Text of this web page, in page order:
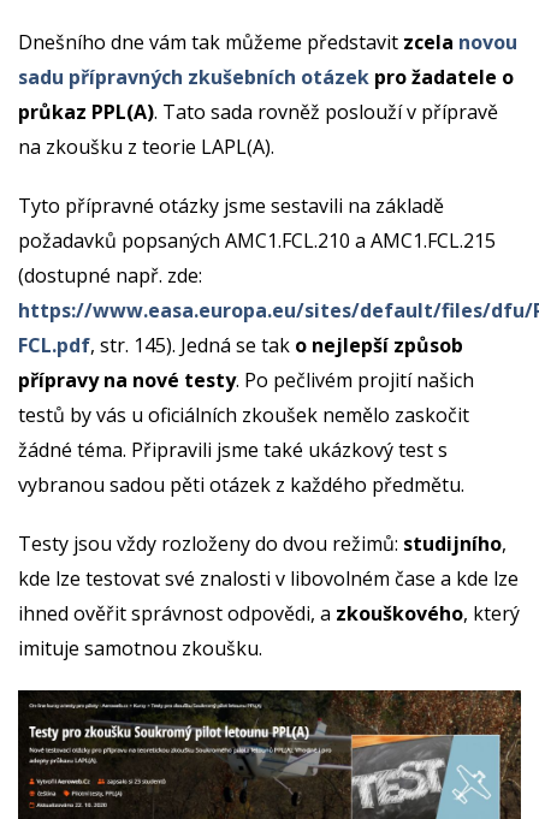
Dnešního dne vám tak můžeme představit zcela novou
sadu přípravných zkušebních otázek pro žadatele o
průkaz PPL(A). Tato sada rovněž poslouží v přípravě
na zkoušku z teorie LAPL(A).
Tyto přípravné otázky jsme sestavili na základě
požadavků popsaných AMC1.FCL.210 a AMC1.FCL.215
(dostupné např. zde:
https://www.easa.europa.eu/sites/default/files/dfu/
FCL.pdf, str. 145). Jedná se tak o nejlepší způsob
přípravy na nové testy. Po pečlivém projití našich
testů by vás u oficiálních zkoušek nemělo zaskočit
žádné téma. Připravili jsme také ukázkový test s
vybranou sadou pěti otázek z každého předmětu.
Testy jsou vždy rozloženy do dvou režimů: studijního,
kde lze testovat své znalosti v libovolném čase a kde lze
ihned ověřit správnost odpovědi, a zkouškového, který
imituje samotnou zkoušku.